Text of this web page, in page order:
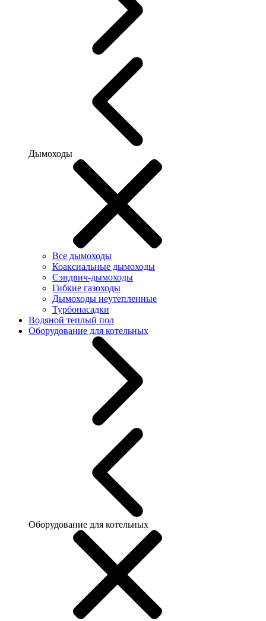
Дымоходы
Все дымоходы
Коаксиальные дымоходы
Сэндвич-дымоходы
Гибкие газоходы
Дымоходы неутепленные
Турбонасадки
Водяной теплый пол
Оборудование для котельных
Оборудование для котельных